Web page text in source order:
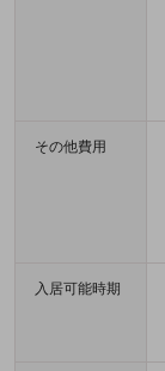
その他費用
入居可能時期